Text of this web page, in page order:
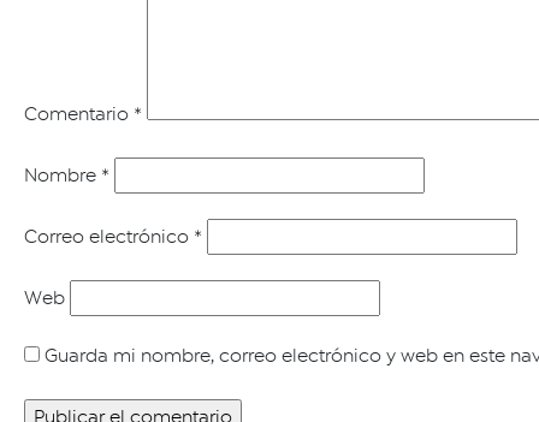
Comentario *
Nombre *
Correo electrónico *
Web
Guarda mi nombre, correo electrónico y web en este